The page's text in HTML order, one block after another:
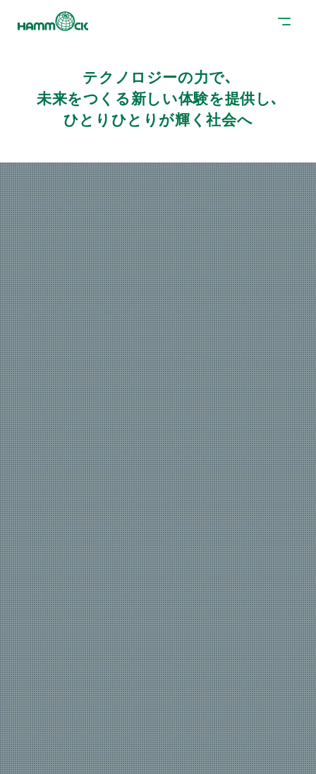
テクノロジーの力で､
未来をつくる新しい体験を提供し､
ひとりひとりが輝く社会へ